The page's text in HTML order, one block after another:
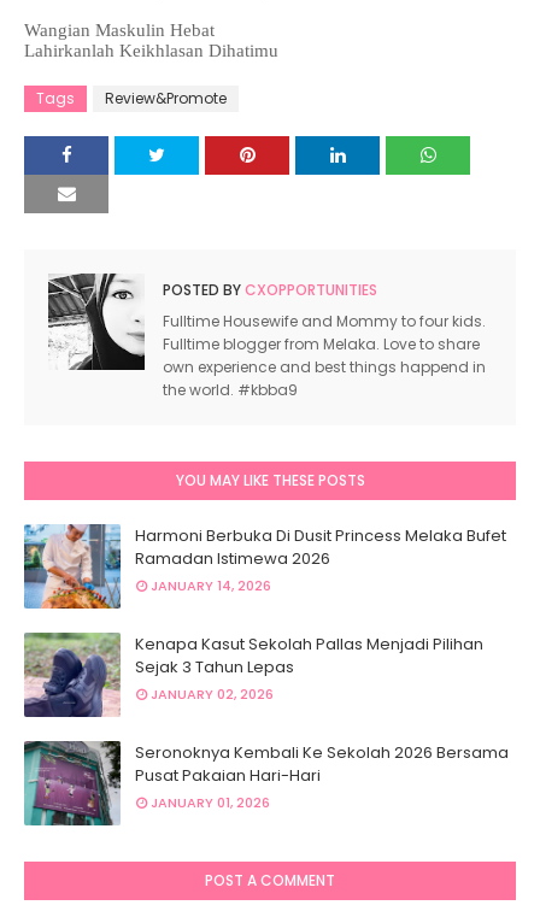
Wangian Maskulin Hebat
Lahirkanlah Keikhlasan Dihatimu
Tags Review&Promote
POSTED BYCXOPPORTUNITIES
Fulltime Housewife and Mommy to four kids.
Fulltime blogger from Melaka. Love to share
own experience and best things happend in
the world. #kbba9
YOU MAY LIKE THESE POSTS
Harmoni Berbuka Di Dusit Princess Melaka Bufet
Ramadan Istimewa 2026
JANUARY 14, 2026
Kenapa Kasut Sekolah Pallas Menjadi Pilihan
Sejak 3 Tahun Lepas
JANUARY 02, 2026
Seronoknya Kembali Ke Sekolah 2026 Bersama
Pusat Pakaian Hari-Hari
JANUARY 01, 2026
POST A COMMENT